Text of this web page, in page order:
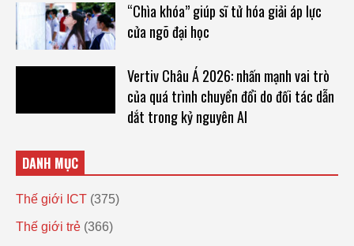
“Chìa khóa” giúp sĩ tử hóa giải áp lực
cửa ngõ đại học
Vertiv Châu Á 2026: nhấn mạnh vai trò
của quá trình chuyển đổi do đối tác dẫn
dắt trong kỷ nguyên AI
DANH MỤC
Thế giới ICT (375)
Thế giới trẻ (366)